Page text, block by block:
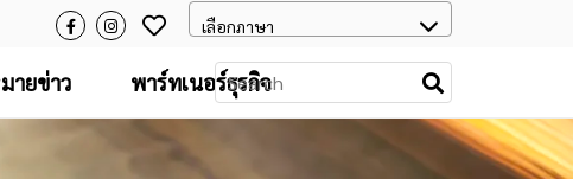
ายข่าว พาร์ทเนอร์ธุรกิจ